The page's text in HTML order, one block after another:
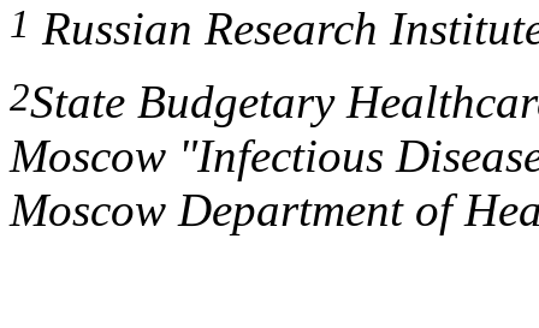
1 Russian Research
2State Budgetary
Moscow "Infectious
Moscow Department of